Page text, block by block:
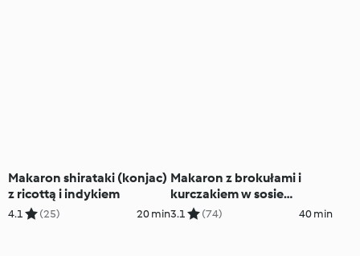
Makaron shirataki (konjac)
z ricottą i indykiem
4.1 (25) 20 min
Makaron z brokułami i
kurczakiem w sosie
orzechowym
3.1 (74) 40 min